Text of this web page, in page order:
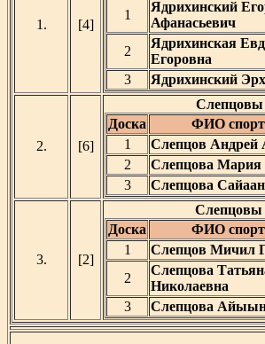
1. [4]
1
Ядрихинский
Афанасьевич
2
Ядрихинская
Егоровна
3
Ядрихинский
2. [6]
Слепцовы
Доска
ФИО
1
Слепцов Андрей
2
Слепцова Мария
3
Слепцова
3. [2]
Доска
ФИО
1
Слепцов Мичил
2
Слепцова
Николаевна
3
Слепцова